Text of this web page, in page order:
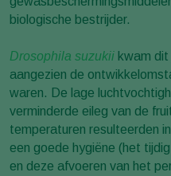
biologische bestrijder.
Drosophila suzukii kwam
aangezien de
waren. De lage
verminderde eileg van de
temperaturen resulteerden
een goede hygiëne (het
en deze afvoeren van het